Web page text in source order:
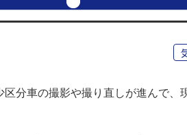
分車の撮影や撮り直しが進んで、